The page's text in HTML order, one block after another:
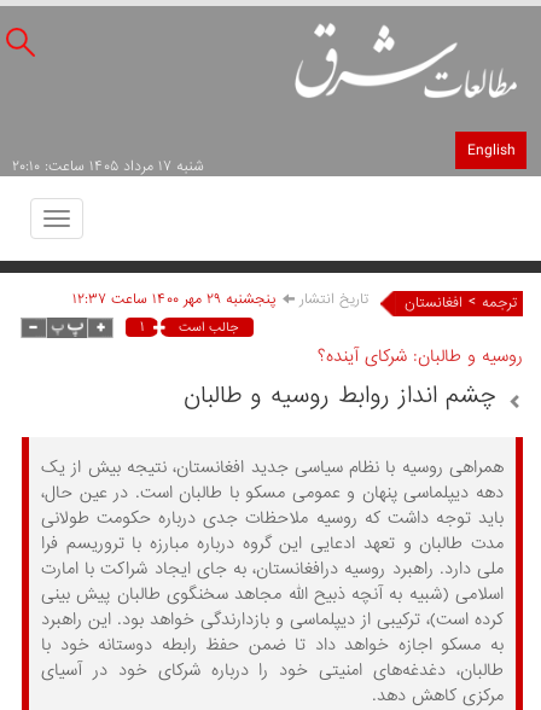
English
شنبه ۱۷ مرداد ۱۴۰۵ ساعت: ۲۰:۱۰
Toggle
ترجمه > افغانستان تاریخ انتشار پنجشنبه ۲۹ مهر ۱۴۰۰ ساعت ۱۲:۳۷
جالب است ۱
روسیه و طالبان: شرکای آینده؟
چشم انداز روابط روسیه و طالبان
همراهی روسیه با نظام سیاسی جدید افغانستان، نتیجه بیش از یک
دهه دیپلماسی پنهان و عمومی مسکو با طالبان است. در عین حال،
باید توجه داشت که روسیه ملاحظات جدی درباره حکومت طولانی
مدت طالبان و تعهد ادعایی این گروه درباره مبارزه با تروریسم فرا
ملی دارد. راهبرد روسیه درافغانستان، به جای ایجاد شراکت با امارت
اسلامی (شبیه به آنچه ذبیح الله مجاهد سخنگوی طالبان پیش بینی
کرده است)، ترکیبی از دیپلماسی و بازدارندگی خواهد بود. این راهبرد
به مسکو اجازه خواهد داد تا ضمن حفظ رابطه دوستانه خود با
طالبان، دغدغه‌های امنیتی‌ خود را درباره شرکای خود در آسیای
مرکزی کاهش دهد.